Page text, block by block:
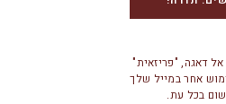
דאגה, "פריזאית"
אחר במייל שלך
בכל עת.